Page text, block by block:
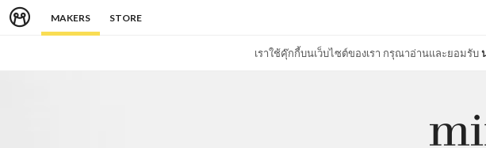
MAKERS STORE
เราใช้คุ๊กกี้บนเว็บไซต์ของเรา กรุณาอ่านและยอมรับ